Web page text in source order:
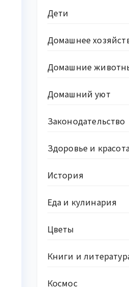
Дети
Домашнее
Домашние
Домашний уют
Законодательство
Здоровье и
История
Еда и кулинария
Цветы
Книги и
Космос